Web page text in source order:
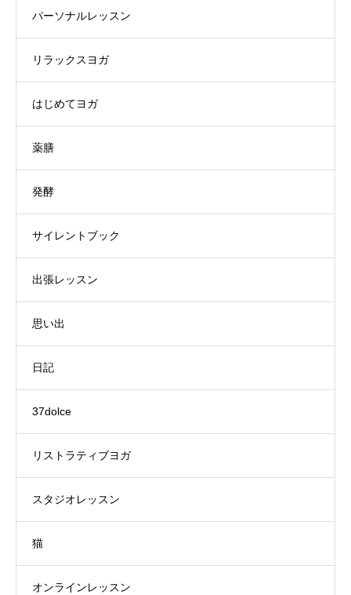
パーソナルレッスン
リラックスヨガ
はじめてヨガ
薬膳
発酵
サイレントブック
出張レッスン
思い出
日記
37dolce
リストラティブヨガ
スタジオレッスン
猫
オンラインレッスン